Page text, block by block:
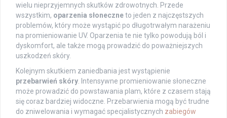
wielu nieprzyjemnych skutków zdrowotnych. Przede
wszystkim, oparzenia słoneczneto jeden z najczęstszych
problemów, który może wystąpić po długotrwałym narażeniu
na promieniowanie UV. Oparzenia te nie tylko powodują ból i
dyskomfort, ale także mogą prowadzić do poważniejszych
uszkodzeń skóry.
Kolejnym skutkiem zaniedbania jest wystąpienie
przebarwień skóry. Intensywne promieniowanie słoneczne
może prowadzić do powstawania plam, które z czasem stają
się coraz bardziej widoczne. Przebarwienia mogą być trudne
do zniwelowania i wymagać specjalistycznych zabiegów